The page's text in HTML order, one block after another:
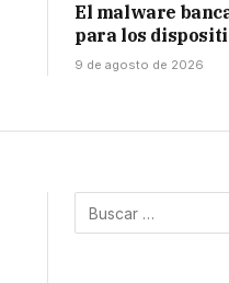
El malware
para los
9 de agosto de 2026